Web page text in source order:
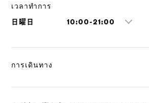
เวลาทำการ
日曜日 10:00-21:00
การเดินทาง